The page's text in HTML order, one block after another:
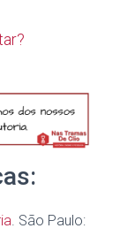
. São Paulo: